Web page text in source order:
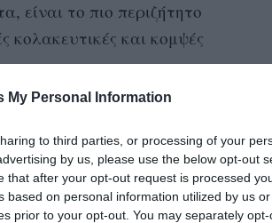
My Personal Information
to third parties, or processing of your
by us, please use the below opt-out
that after your opt-out request is processed
based on personal information utilized by us
prior to your opt-out. You may separately
είναι το πιο περιζήτητο
κολακευτικές και κομψές
νησί είτε απλά θέλετε να
η λίστα μας με τα
Γιατί τίποτα δεν δείχνει